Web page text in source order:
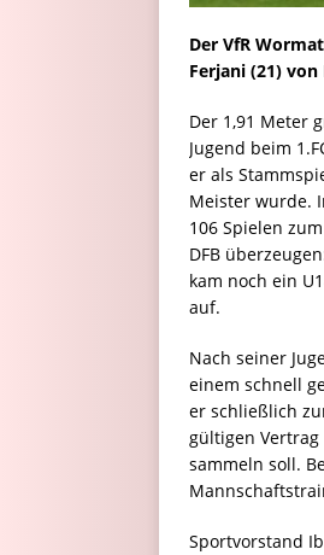
Der VfR
Ferjani (21)
Der 1,91 Meter
Jugend beim
er als
Meister wurde.
106 Spielen
DFB
kam noch ein
auf.
Nach seiner
einem schnell
er schließlich
gültigen
sammeln soll.
Sportvorstand